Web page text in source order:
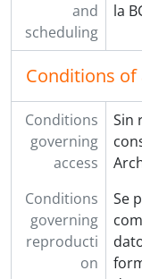
and
scheduling
la
Conditions of
Conditions
governing
access
Sin
Conditions
governing
reproducti
on
Se